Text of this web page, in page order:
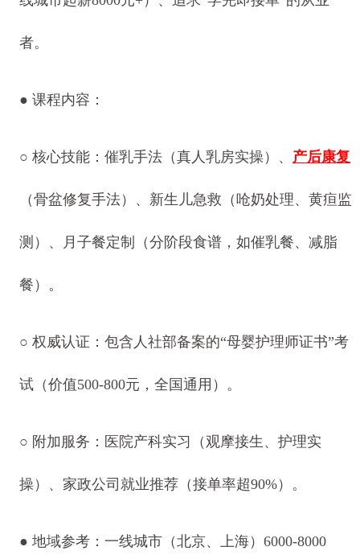
者。
● 课程内容：
○ 核心技能：催乳手法（真人乳房实操）、 产后康复
（骨盆修复手法）、新生儿急救（呛奶处理、黄疸监
测）、月子餐定制（分阶段食谱，如催乳餐、减脂
餐）。
○ 权威认证：包含人社部备案的“母婴护理师证书”考
试（价值500-800元，全国通用）。
○ 附加服务：医院产科实习（观摩接生、护理实
操）、家政公司就业推荐（接单率超90%）。
● 地域参考：一线城市（北京、上海）6000-8000